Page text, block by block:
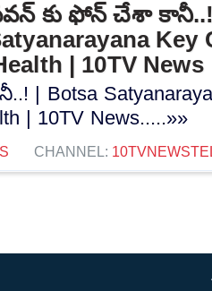
కు ఫోన్ చేశా
Key
| 10TV News
| Botsa
| 10TV News.....»»
CHANNEL: